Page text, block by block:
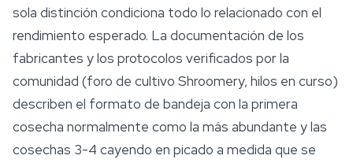
sola distinción condiciona todo lo relacionado con el
rendimiento esperado. La documentación de los
fabricantes y los protocolos verificados por la
comunidad (foro de cultivo Shroomery, hilos en curso)
describen el formato de bandeja con la primera
cosecha normalmente como la más abundante y las
cosechas 3-4 cayendo en picado a medida que se